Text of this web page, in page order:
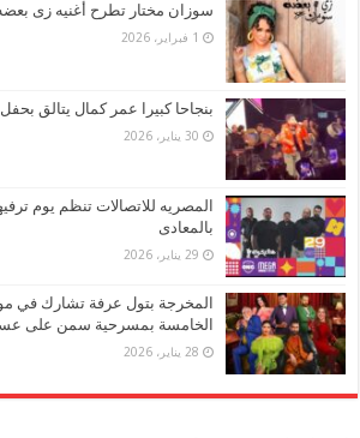
سوزان مختار تطرح أغنيه زى بعضه
1 فبراير، 2026
بنجاحا كبيرا عمر كمال يتالق
30 يناير، 2026
المصريه للاتصالات تنظم يوم
بالمعادى
29 يناير، 2026
المخرجة بتول عرفة تشارك في
الخامسة بمسرحية سمن على
28 يناير، 2026